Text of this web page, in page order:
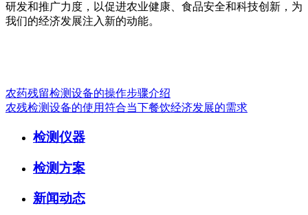
研发和推广力度，以促进农业健康、食品安全和科技创新，为
我们的经济发展注入新的动能。
农药残留检测设备的操作步骤介绍
农残检测设备的使用符合当下餐饮经济发展的需求
检测仪器
检测方案
新闻动态